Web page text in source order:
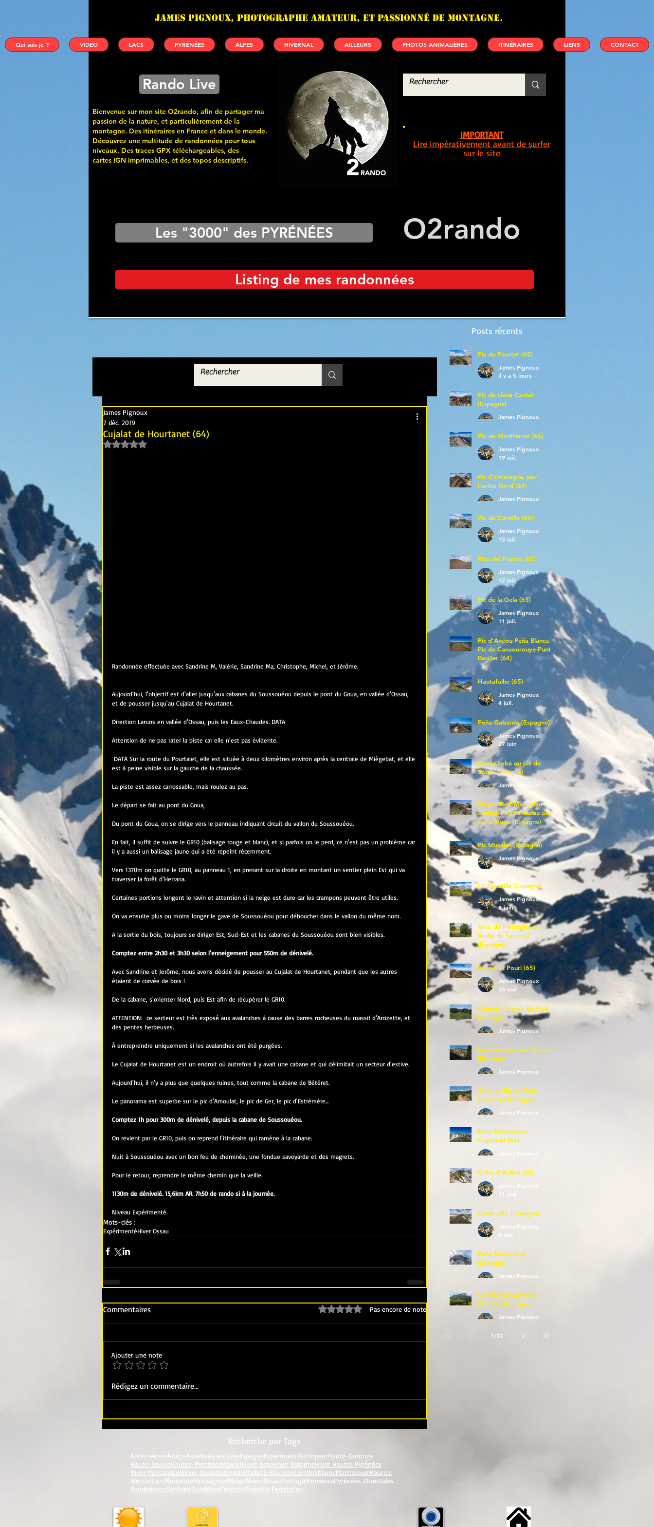
James PIGNOUX, photographe amateur, et passionné de montagne.
Qui suis-je ? VIDEO LACS PYRÉNÉES ALPES HIVERNAL AILLEURS PHOTOS ANIMALIÈRES ITINÉRAIRES LIENS CONTACT
Rando Live
Bienvenue sur mon site O2rando, afin de partager ma
passion de la nature, et particulièrement de la
montagne. Des itinéraires en France et dans le monde.
Découvrez une multitude de randonnées pour tous
niveaux. Des traces GPX téléchargeables, des
cartes IGN imprimables, et des topos descriptifs.
IMPORTANT
Lire impérativement avant de surfer
sur le site
Les "3000" des PYRÉNÉES O2rando
Listing de mes randonnées
Posts récents
Cujalat de Hourtanet (64)
James Pignoux
7 déc. 2019
Noté NaN étoiles sur 5.
Randonnée effectuée avec Sandrine M, Valérie, Sandrine Ma, Christophe, Michel, et Jérôme.
Aujourd'hui, l'objectif est d'aller jusqu'aux cabanes du Soussouéou depuis le pont du Goua, en vallée d'Ossau,
et de pousser jusqu'au Cujalat de Hourtanet.
Direction Laruns en vallée d'Ossau, puis les Eaux-Chaudes. DATA
Attention de ne pas rater la piste car elle n'est pas évidente.
est à peine visible sur la gauche de la chaussée.
La piste est assez carrossable, mais roulez au pas.
Le départ se fait au pont du Goua,
Du pont du Goua, on se dirige vers le panneau indiquant circuit du vallon du Soussouéou.
En fait, il suffit de suivre le GR10 (balisage rouge et blanc), et si parfois on le perd, ce n'est pas un problème car
il y a aussi un balisage jaune qui a été repeint récemment.
Vers 1370m on quitte le GR10, au panneau 1, en prenant sur la droite en montant un sentier plein Est qui va
traverser la forêt d'Herrana.
Certaines portions longent le ravin et attention si la neige est dure car les crampons peuvent être utiles.
On va ensuite plus ou moins longer le gave de Soussouéou pour déboucher dans le vallon du même nom.
A la sortie du bois, toujours se diriger Est, Sud-Est et les cabanes du Soussouéou sont bien visibles.
Comptez entre 2h30 et 3h30 selon l'enneigement pour 550m de dénivelé.
Avec Sandrine et Jerôme, nous avons décidé de pousser au Cujalat de Hourtanet, pendant que les autres
étaient de corvée de bois !
De la cabane, s'orienter Nord, puis Est afin de récupérer le GR10.
ATTENTION:  ce secteur est très exposé aux avalanches à cause des barres rocheuses du massif d'Arcizette, et
des pentes herbeuses.
À entreprendre uniquement si les avalanches ont été purgées.
Le Cujalat de Hourtanet est un endroit où autrefois il y avait une cabane et qui délimitait un secteur d'estive.
Aujourd'hui, il n'y a plus que quelques ruines, tout comme la cabane de Bétéret.
Le panorama est superbe sur le pic d'Amoulat, le pic de Ger, le pic d'Estrémère...
Comptez 1h pour 300m de dénivelé, depuis la cabane de Soussouéou.
On revient par le GR10, puis on reprend l'itinéraire qui ramène à la cabane.
Nuit à Soussouéou avec un bon feu de cheminée, une fondue savoyarde et des magrets.
Pour le retour, reprendre le même chemin que la veille.
1130m de dénivelé. 15,6km AR. 7h50 de rando si à la journée.
Niveau Expérimenté.
Mots-clés :
ExpérimentéHiver Ossau
Commentaires Noté 0 étoile sur 5. Pas encore de note
Ajouter une note
Rédigez un commentaire...
Recherche par Tags
AndrosAosteAriègeAspeBaléaresCrèteEspagneExpérimentéGrimpeurHaute-Garonne
Haute-SavoieHautes-PyrénéesHawaiiHiver AspeHiver EspagneHiver Hautes Pyrénées
Hiver MercantourHiver OssauIndonésieItalieLa RéunionLombokMarocMartiniqueMaurice
MercantourMinorqueMontagnardMoyoNaxosOssauPortugalProvencePyrénées-Orientales
RandonneurSantorinSumbawaTenerifeTinosVia FerrataYeu
Pic du Pourtet (65)
James Pignoux
il y a 5 jours
Pic de Llena Cantal
(Espagne)
James Pignoux
Pic de Montferrat (65)
James Pignoux
19 juil.
Pic d'Estaragne, par
l'arête Nord (65)
James Pignoux
Pic de Cuneille (65)
James Pignoux
13 juil.
Pico del Puerto (65)
James Pignoux
12 juil.
Pic de la Gela (65)
James Pignoux
11 juil.
Pic d'Anéou-Peña Blanca-
Pic de Canaourouye-Punta
Bagüer (64)
5 juil.
Hautafulhe (65)
James Pignoux
4 juil.
Peña Gabarda (Espagne)
James Pignoux
27 juin
Pic de Soba ou pic de
Sobe (Espagne)
James Pignoux
25 juin
Muga Nord-Marcadau
Central-Pic Marcadau ou
de la Muga (Espagne)
James Pignoux
21 juin
Pic Musales (Espagne)
James Pignoux
12 juin
La Zapatilla (Espagne)
James Pignoux
8 juin
Arco de Piedrafita ou
Arche de Sarronal
(Espagne)
James Pignoux
7 juin
Pène Det Pouri (65)
James Pignoux
30 mai
Alquezar-Meson de Sevil
(Espagne)
James Pignoux
Rodellar-Fajas del Mascun
(Espagne)
James Pignoux
Salto de Bierge-Peña
Falconera (Espagne)
James Pignoux
Pène Mieytadere-
Cuyalaret (64)
James Pignoux
Crête d'Aulère (64)
James Pignoux
11 mai
Cerro Alto (Espagne)
James Pignoux
6 mai
Peña Montañesa
(Espagne)
James Pignoux
Castillo Mayor-Peña
l'Ombre (Espagne)
James Pignoux
1 /32